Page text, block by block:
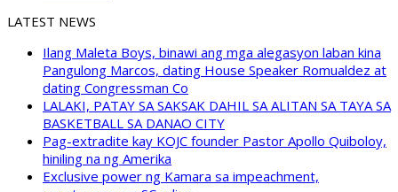
LATEST NEWS
Ilang Maleta Boys, binawi ang mga alegasyon laban kina
Pangulong Marcos, dating House Speaker Romualdez at
dating Congressman Co
LALAKI, PATAY SA SAKSAK DAHIL SA ALITAN SA TAYA SA
BASKETBALL SA DANAO CITY
Pag-extradite kay KOJC founder Pastor Apollo Quiboloy,
hiniling na ng Amerika
Exclusive power ng Kamara sa impeachment,